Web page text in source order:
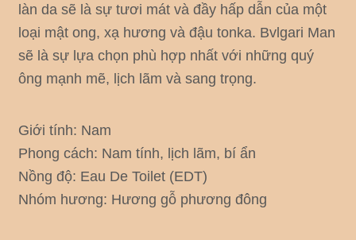
làn da sẽ là sự tươi mát và đầy hấp dẫn của một
loại mật ong, xạ hương và đậu tonka. Bvlgari Man
sẽ là sự lựa chọn phù hợp nhất với những quý
ông mạnh mẽ, lịch lãm và sang trọng.
Giới tính: Nam
Phong cách: Nam tính, lịch lãm, bí ẩn
Nồng độ: Eau De Toilet (EDT)
Nhóm hương: Hương gỗ phương đông